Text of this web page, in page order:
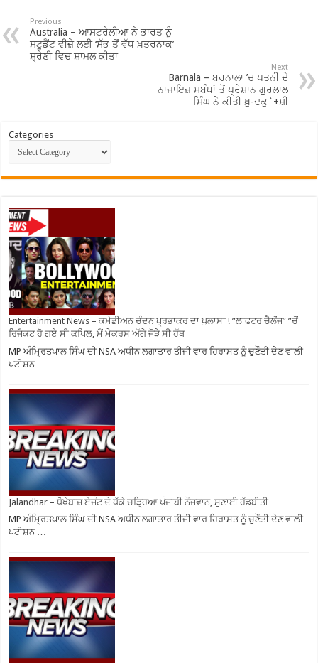
Previous
Australia – ਆਸਟਰੇਲੀਆ ਨੇ ਭਾਰਤ ਨੂੰ
ਸਟੂਡੈਂਟ ਵੀਜ਼ੇ ਲਈ ‘ਸੱਭ ਤੋਂ ਵੱਧ ਖ਼ਤਰਨਾਕ’
ਸ਼੍ਰੇਣੀ ਵਿਚ ਸ਼ਾਮਲ ਕੀਤਾ
Next
Barnala – ਬਰਨਾਲਾ ’ਚ ਪਤਨੀ ਦੇ
ਨਾਜਾਇਜ਼ ਸਬੰਧਾਂ ਤੋਂ ਪ੍ਰੇਸ਼ਾਨ ਗੁਰਲਾਲ
ਸਿੰਘ ਨੇ ਕੀਤੀ ਖ਼ੁ-ਦਕੁ`+ਸ਼ੀ
Categories
Entertainment News – ਕਮੇਡੀਅਨ ਚੰਦਨ ਪ੍ਰਭਾਕਰ ਦਾ ਖੁਲਾਸਾ ! ”ਲਾਫਟਰ ਚੈਲੇਂਜ” ”ਚੋਂ
ਰਿਜੈਕਟ ਹੋ ਗਏ ਸੀ ਕਪਿਲ, ਮੈਂ ਮੇਕਰਸ ਅੱਗੇ ਜੋੜੇ ਸੀ ਹੱਥ
MP ਅੰਮ੍ਰਿਤਪਾਲ ਸਿੰਘ ਦੀ NSA ਅਧੀਨ ਲਗਾਤਾਰ ਤੀਜੀ ਵਾਰ ਹਿਰਾਸਤ ਨੂੰ ਚੁਣੌਤੀ ਦੇਣ ਵਾਲੀ
ਪਟੀਸ਼ਨ …
Jalandhar – ਧੋਖੇਬਾਜ਼ ਏਜੰਟ ਦੇ ਧੱਕੇ ਚੜ੍ਹਿਆ ਪੰਜਾਬੀ ਨੌਜਵਾਨ, ਸੁਣਾਈ ਹੱਡਬੀਤੀ
MP ਅੰਮ੍ਰਿਤਪਾਲ ਸਿੰਘ ਦੀ NSA ਅਧੀਨ ਲਗਾਤਾਰ ਤੀਜੀ ਵਾਰ ਹਿਰਾਸਤ ਨੂੰ ਚੁਣੌਤੀ ਦੇਣ ਵਾਲੀ
ਪਟੀਸ਼ਨ …